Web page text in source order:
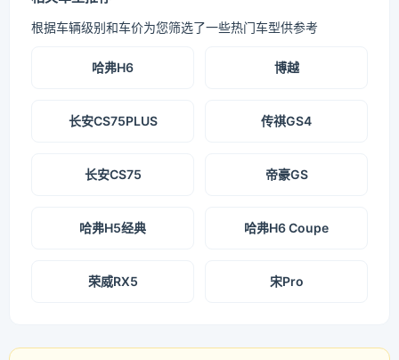
根据车辆级别和车价为您筛选了一些热门车型供参考
哈弗H6 博越
长安CS75PLUS 传祺GS4
长安CS75 帝豪GS
哈弗H5经典 哈弗H6 Coupe
荣威RX5 宋Pro